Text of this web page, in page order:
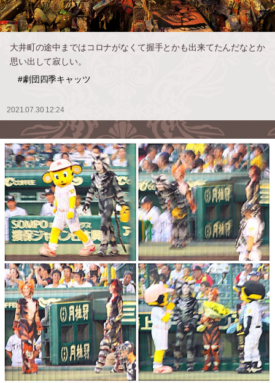
大井町の途中まではコロナがなくて握手とかも出来てたんだなとか
思い出して寂しい。
#劇団四季キャッツ
2021.07.30 12:24